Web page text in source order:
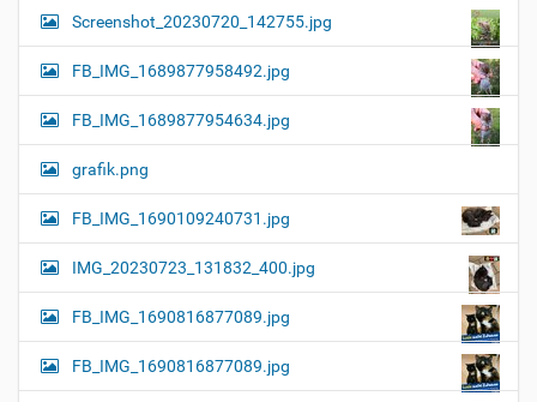
Screenshot_20230720_142755.jpg
FB_IMG_1689877958492.jpg
FB_IMG_1689877954634.jpg
grafik.png
FB_IMG_1690109240731.jpg
IMG_20230723_131832_400.jpg
FB_IMG_1690816877089.jpg
FB_IMG_1690816877089.jpg